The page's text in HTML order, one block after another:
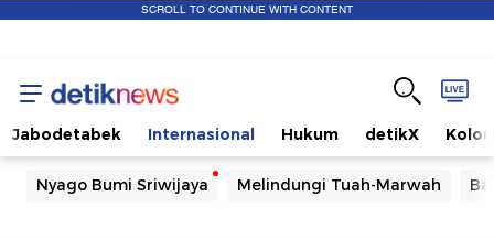
SCROLL TO CONTINUE WITH CONTENT
Jabodetabek Internasional Hukum detikX
Nyago Bumi Sriwijaya Melindungi Tuah-Marwah